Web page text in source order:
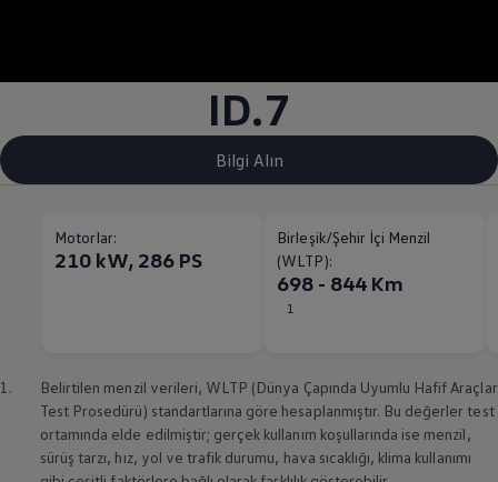
ID.7
Bilgi Alın
Motorlar:
210 kW, 286 PS
Birleşik/Şehir İçi Menzil
(WLTP):
698 - 844 Km
1
1.
Belirtilen menzil verileri, WLTP (Dünya Çapında Uyumlu Hafif Araçlar
Test Prosedürü) standartlarına göre hesaplanmıştır. Bu değerler test
ortamında elde edilmiştir; gerçek kullanım koşullarında ise menzil,
sürüş tarzı, hız, yol ve trafik durumu, hava sıcaklığı, klima kullanımı